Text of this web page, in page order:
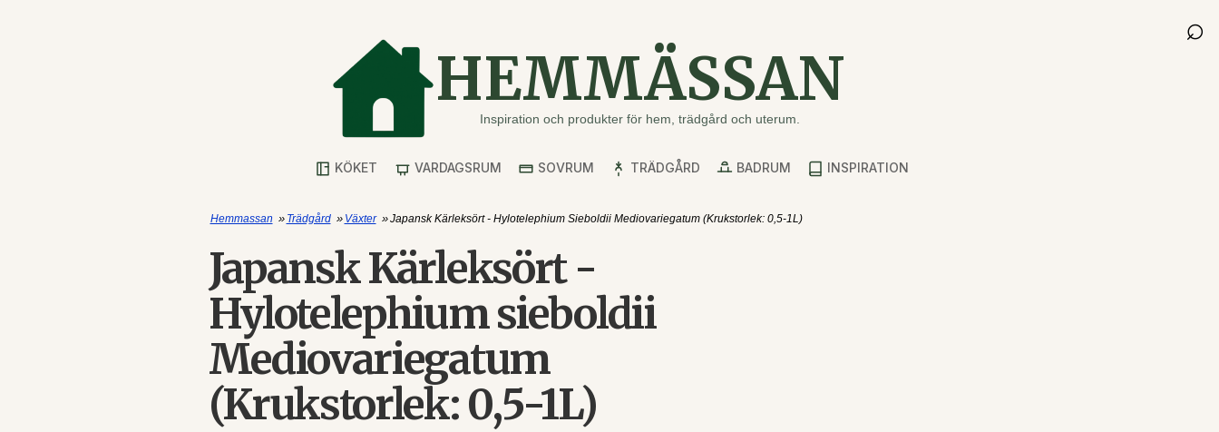
HEMMÄSSAN
Inspiration och produkter för hem, trädgård och uterum.
⌕
KÖKET VARDAGSRUM SOVRUM TRÄDGÅRD BADRUM INSPIRATION
Hemmassan » Trädgård » Växter »Japansk Kärleksört - Hylotelephium Sieboldii Mediovariegatum (Krukstorlek: 0,5-1L)
Japansk Kärleksört -
Hylotelephium sieboldii
Mediovariegatum
(Krukstorlek: 0,5-1L)